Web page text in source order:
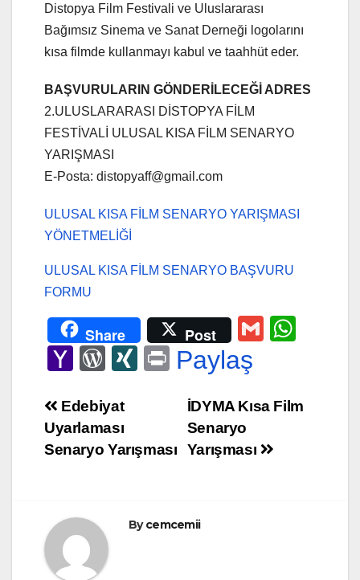
Distopya Film Festivali ve Uluslararası
Bağımsız Sinema ve Sanat Derneği logolarını
kısa filmde kullanmayı kabul ve taahhüt eder.
BAŞVURULARIN GÖNDERİLECEĞİ ADRES
2.ULUSLARARASI DİSTOPYA FİLM
FESTİVALİ ULUSAL KISA FİLM SENARYO
YARIŞMASI
E-Posta: distopyaff@gmail.com
ULUSAL KISA FİLM SENARYO YARIŞMASI
YÖNETMELİĞİ
ULUSAL KISA FİLM SENARYO BAŞVURU
FORMU
Share Post
G
s
Y
h
o
o
ail
W
d
Pr
e
XI Pr
Paylaş
Yazı
gezinmesi
İDYMA Kısa Film
Senaryo
Yarışması
Edebiyat
Uyarlaması
Senaryo Yarışması
Bycemcemii